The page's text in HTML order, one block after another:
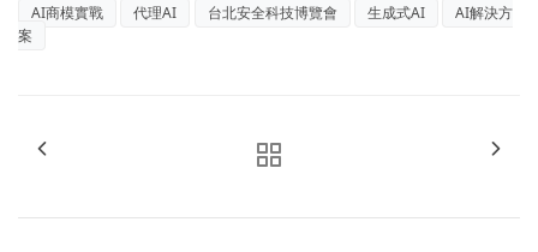
AI商模實戰 代理AI 台北安全科技博覽會 生成式AI
AI解決方
案